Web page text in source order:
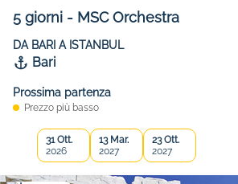
5 giorni - MSC Orchestra
DA BARI A ISTANBUL
Bari
Prossima partenza
Prezzo più basso
31 Ott.
2026
13 Mar.
2027
23 Ott.
2027